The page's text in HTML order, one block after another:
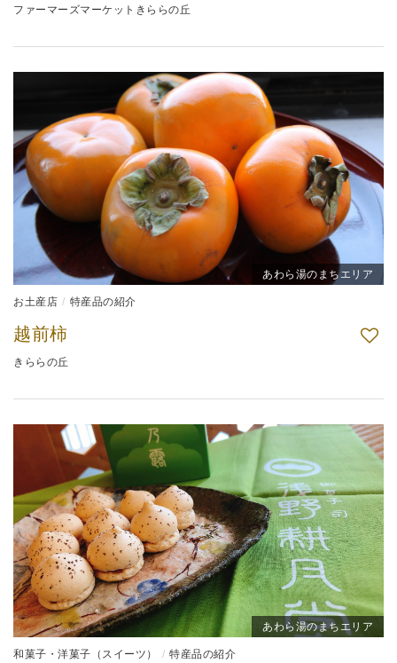
ファーマーズマーケットきららの丘
あわら湯のまちエリア
お土産店 特産品の紹介
越前柿
きららの丘
あわら湯のまちエリア
和菓子・洋菓子（スイーツ） 特産品の紹介